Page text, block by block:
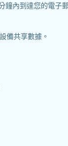
內到達您的電子
備共享數據。